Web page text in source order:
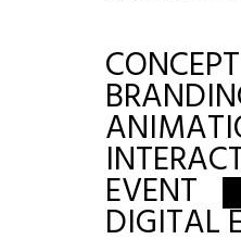
CONCEPT
EVENT
DIGITAL